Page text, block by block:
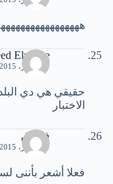
Elmasre
11 أكتوبر، 2015 | 4:29 م
حقيقي هي دي
الاختبار
فاروق
11 أكتوبر، 2015 | 4:45 م
فعلا أشعر بأننى